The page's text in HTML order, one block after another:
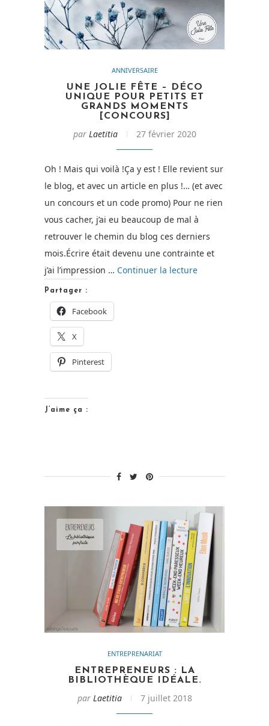
ANNIVERSAIRE
UNE JOLIE FÊTE – DÉCO
UNIQUE POUR PETITS ET
GRANDS MOMENTS
[CONCOURS]
par Laetitia 27 février 2020
Oh ! Mais qui voilà !Ça y est ! Elle revient sur
le blog, et avec un article en plus !… (et avec
un concours et un code promo) Pour ne rien
vous cacher, j’ai eu beaucoup de mal à
retrouver le chemin du blog ces derniers
mois.Écrire était devenu une contrainte et
j’ai l’impression … Continuer la lecturede
Partager :
Facebook
X
Pinterest
J’aime ça :
ENTREPRENARIAT
ENTREPRENEURS : LA
BIBLIOTHÈQUE IDÉALE.
par Laetitia 7 juillet 2018